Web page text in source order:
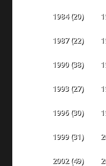
1984(20)
1987(22)
1990(38)
1993(27)
1996(30)
1999(31)
2002(49)